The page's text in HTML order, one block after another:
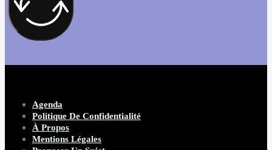
Agenda
Politique De Confidentialité
À Propos
Mentions Légales